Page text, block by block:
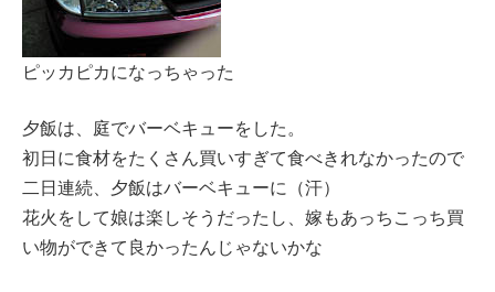
ピッカピカになっちゃった
夕飯は、庭でバーベキューをした。
初日に食材をたくさん買いすぎて食べきれなかったので
二日連続、夕飯はバーベキューに（汗）
花火をして娘は楽しそうだったし、嫁もあっちこっち買
い物ができて良かったんじゃないかな